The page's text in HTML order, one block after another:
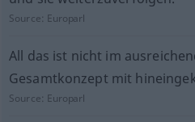
Source: Europarl
All das ist nicht im
Gesamtkonzept mit
Source: Europarl